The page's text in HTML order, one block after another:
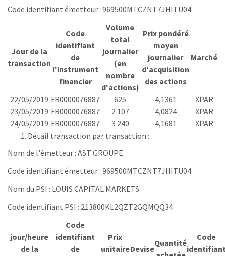
Code identifiant émetteur : 969500MTCZNT7JHITU04
Jour de la
transaction
Code
identifiant
de
l'instrument
financier
Volume
total
journalier
(en
nombre
d'actions)
Prix pondéré
moyen
journalier
d'acquisition
des actions
Marché
22/05/2019 FR0000076887 625 4,1361
XPAR
23/05/2019 FR0000076887 2 107 4,0824
XPAR
24/05/2019 FR0000076887 3 240 4,1681
XPAR
Détail transaction par transaction :
Nom de l'émetteur : AST GROUPE
Code identifiant émetteur : 969500MTCZNT7JHITU04
Nom du PSI : LOUIS CAPITAL MARKETS
Code identifiant PSI : 213800KL2QZT2GQMQQ34
jour/heure
de la
Code
identifiant
de
Prix
unitaireDevise
Quantité
Code